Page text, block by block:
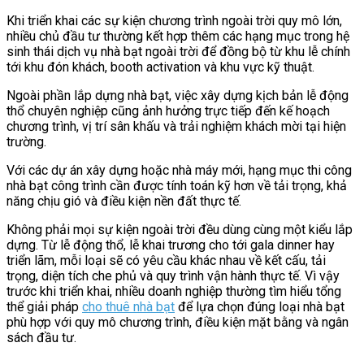
Khi triển khai các sự kiện chương trình ngoài trời quy mô lớn,
nhiều chủ đầu tư thường kết hợp thêm các hạng mục trong hệ
sinh thái dịch vụ nhà bạt ngoài trời để đồng bộ từ khu lễ chính
tới khu đón khách, booth activation và khu vực kỹ thuật.
Ngoài phần lắp dựng nhà bạt, việc xây dựng kịch bản lễ động
thổ chuyên nghiệp cũng ảnh hưởng trực tiếp đến kế hoạch
chương trình, vị trí sân khấu và trải nghiệm khách mời tại hiện
trường.
Với các dự án xây dựng hoặc nhà máy mới, hạng mục thi công
nhà bạt công trình cần được tính toán kỹ hơn về tải trọng, khả
năng chịu gió và điều kiện nền đất thực tế.
Không phải mọi sự kiện ngoài trời đều dùng cùng một kiểu lắp
dựng. Từ lễ động thổ, lễ khai trương cho tới gala dinner hay
triển lãm, mỗi loại sẽ có yêu cầu khác nhau về kết cấu, tải
trọng, diện tích che phủ và quy trình vận hành thực tế. Vì vậy
trước khi triển khai, nhiều doanh nghiệp thường tìm hiểu tổng
thể giải pháp cho thuê nhà bạt để lựa chọn đúng loại nhà bạt
phù hợp với quy mô chương trình, điều kiện mặt bằng và ngân
sách đầu tư.